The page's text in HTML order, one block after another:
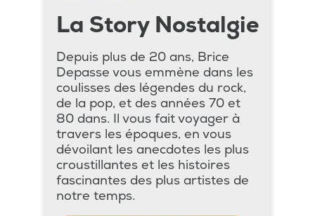
La Story Nostalgie
Depuis plus de 20 ans, Brice
Depasse vous emmène dans les
coulisses des légendes du rock,
de la pop, et des années 70 et
80 dans. Il vous fait voyager à
travers les époques, en vous
dévoilant les anecdotes les plus
croustillantes et les histoires
fascinantes des plus artistes de
notre temps.